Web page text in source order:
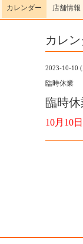
カレンダー 店舗情報
カレ
2023-10-10
臨時休業
臨時休
10月10